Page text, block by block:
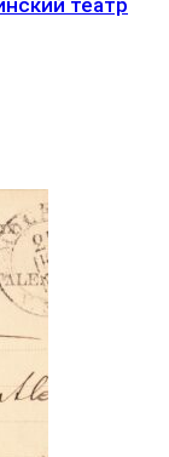
театр